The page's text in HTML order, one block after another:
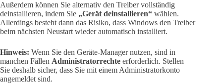
Außerdem können Sie alternativ den Treiber vollständig
deinstallieren, indem Sie „Gerät deinstallieren“ wählen.
Allerdings besteht dann das Risiko, dass Windows den Treiber
beim nächsten Neustart wieder automatisch installiert.
Hinweis: Wenn Sie den Geräte-Manager nutzen, sind in
manchen Fällen Administratorrechte erforderlich. Stellen
Sie deshalb sicher, dass Sie mit einem Administratorkonto
angemeldet sind.